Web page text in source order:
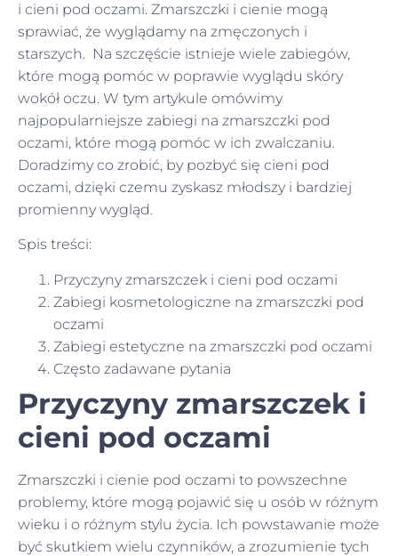
i cieni pod oczami. Zmarszczki i cienie mogą
sprawiać, że wyglądamy na zmęczonych i
starszych. Na szczęście istnieje wiele zabiegów,
które mogą pomóc w poprawie wyglądu skóry
wokół oczu. W tym artykule omówimy
najpopularniejsze zabiegi na zmarszczki pod
oczami, które mogą pomóc w ich zwalczaniu.
Doradzimy co zrobić, by pozbyć się cieni pod
oczami, dzięki czemu zyskasz młodszy i bardziej
promienny wygląd.
Spis treści:
Przyczyny zmarszczek i cieni pod oczami
Zabiegi kosmetologiczne na zmarszczki pod
oczami
Zabiegi estetyczne na zmarszczki pod oczami
Często zadawane pytania
Przyczyny zmarszczek i
cieni pod oczami
Zmarszczki i cienie pod oczami to powszechne
problemy, które mogą pojawić się u osób w różnym
wieku i o różnym stylu życia. Ich powstawanie może
być skutkiem wielu czynników, a zrozumienie tych